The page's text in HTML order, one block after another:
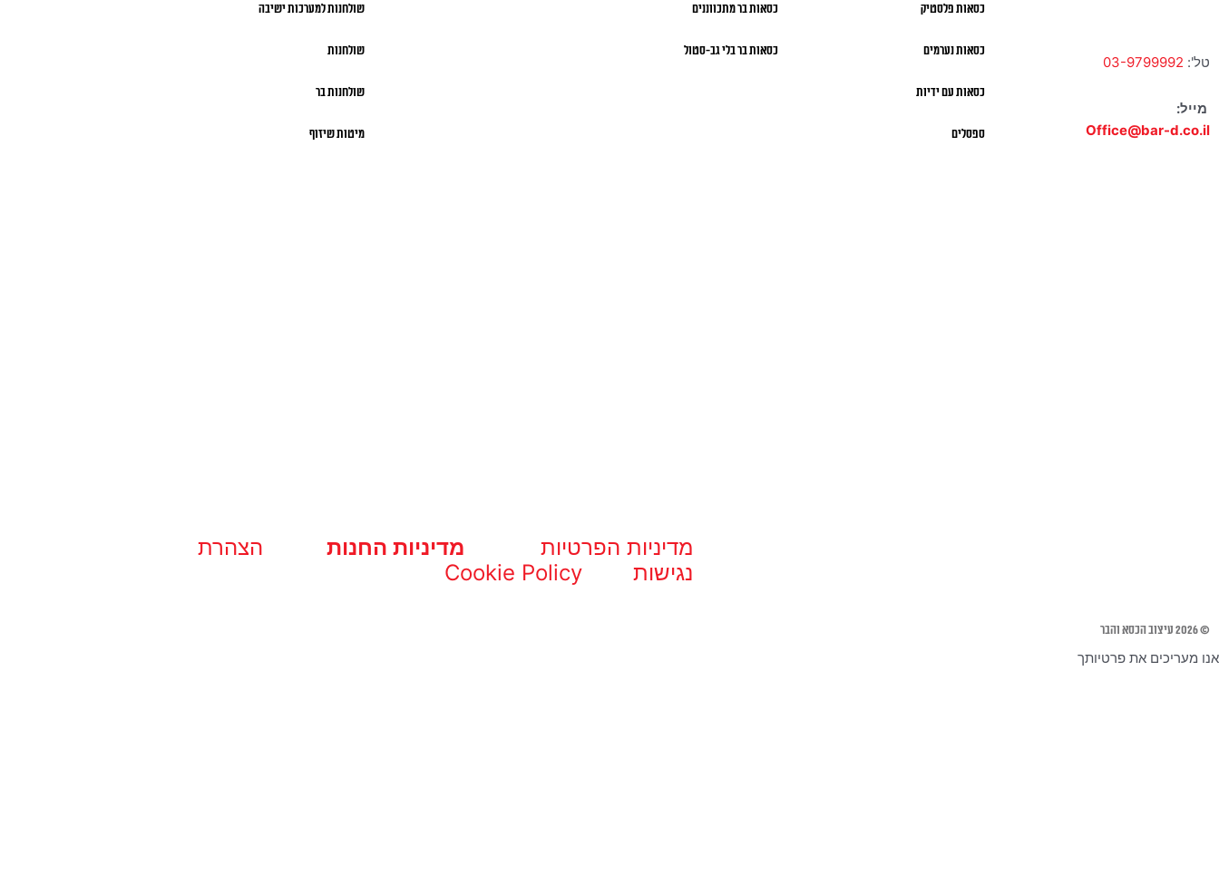
טל': 03-9799992
מייל:
Office@bar-d.co.il
כסאות פלסטיק
כסאות נערמים
כסאות עם ידיות
ספסלים
כסאות בר מתכווננים
כסאות בר בלי גב-סטול
שולחנות למערכות ישיבה
שולחנות
שולחנות בר
מיטות שיזוף
מדיניות הפרטיות מדיניות החנות
הצהרת
נגישות
Cookie Policy
© 2026 עיצוב הכסא והבר
אנו מעריכים את פרטיותך